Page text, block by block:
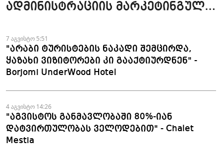
ადმინისტრაციის მარკეტინგული
მომზადდა
7 აგვისტო 5:51
"არაბი ტურისტების ნაკადი შემცირდა,
ყაზახი ვიზიტორები კი გააქტიურდნენ" -
Borjomi UnderWood Hotel
4 აგვისტო 14:26
"აგვისტოს განმავლობაში 80%-იან
დატვირთულობას ველოდებით" - Chalet
Mestia